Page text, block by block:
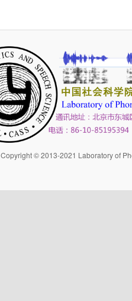
Copyright © 2013-2021 Laboratory of